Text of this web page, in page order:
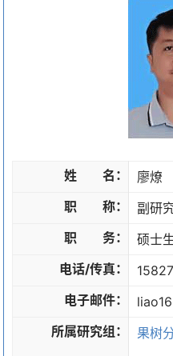
姓 名：
廖燎
职 称：
副研
职 务：
硕士
电话/传真：
电子邮件：
所属研究组：
果树